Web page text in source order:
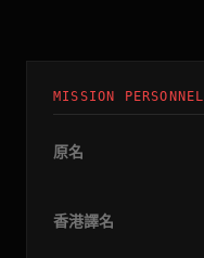
MISSION PERSONNEL
原名
香港譯名